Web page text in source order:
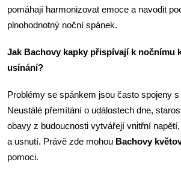
pomáhají harmonizovat emoce a navodit
plnohodnotný noční spánek.
Jak Bachovy kapky přispívají k nočnímu
usínání?
Problémy se spánkem jsou často spojeny
Neustálé přemítání o událostech dne,
obavy z budoucnosti vytvářejí vnitřní
a usnutí. Právě zde mohou Bachovy
pomoci.